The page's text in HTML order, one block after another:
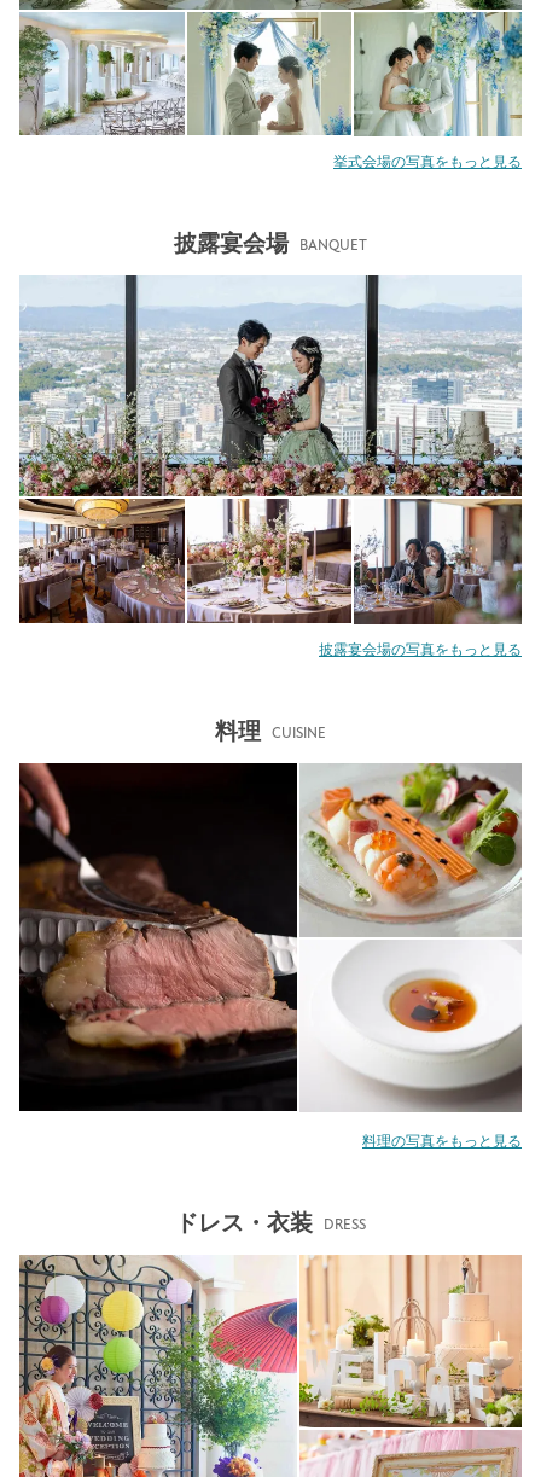
挙式会場の写真をもっと見る
披露宴会場 BANQUET
披露宴会場の写真をもっと見る
料理 CUISINE
料理の写真をもっと見る
ドレス・衣装 DRESS